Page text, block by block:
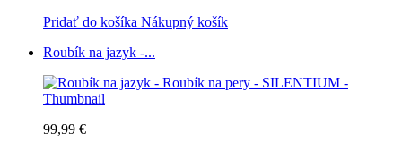
Pridať do košíka Nákupný košík
Roubík na jazyk -...
99,99 €